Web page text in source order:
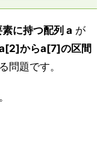
に持つ配列 a が
からa[7]の区間
問題です。